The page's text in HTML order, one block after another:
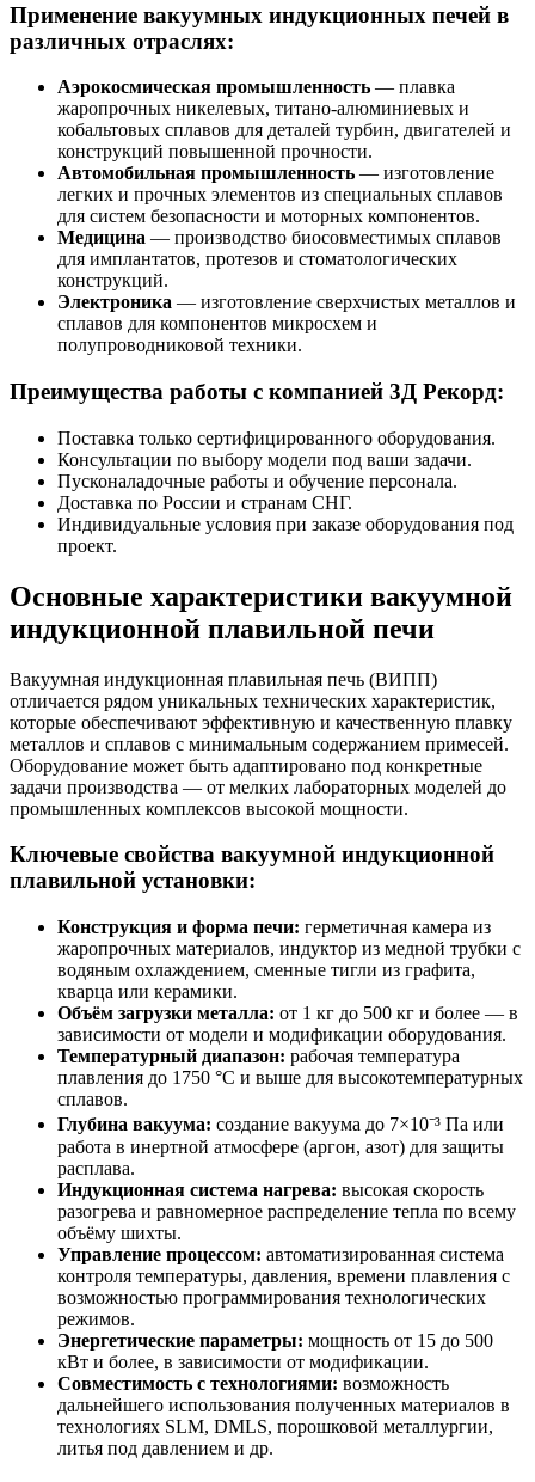
Применение вакуумных индукционных печей в
различных отраслях:
Аэрокосмическая промышленность — плавка
жаропрочных никелевых, титано-алюминиевых и
кобальтовых сплавов для деталей турбин, двигателей и
конструкций повышенной прочности.
Автомобильная промышленность — изготовление
легких и прочных элементов из специальных сплавов
для систем безопасности и моторных компонентов.
Медицина — производство биосовместимых сплавов
для имплантатов, протезов и стоматологических
конструкций.
Электроника — изготовление сверхчистых металлов и
сплавов для компонентов микросхем и
полупроводниковой техники.
Преимущества работы с компанией 3Д Рекорд:
Поставка только сертифицированного оборудования.
Консультации по выбору модели под ваши задачи.
Пусконаладочные работы и обучение персонала.
Доставка по России и странам СНГ.
Индивидуальные условия при заказе оборудования под
проект.
Основные характеристики вакуумной
индукционной плавильной печи
Вакуумная индукционная плавильная печь (ВИПП)
отличается рядом уникальных технических характеристик,
которые обеспечивают эффективную и качественную плавку
металлов и сплавов с минимальным содержанием примесей.
Оборудование может быть адаптировано под конкретные
задачи производства — от мелких лабораторных моделей до
промышленных комплексов высокой мощности.
Ключевые свойства вакуумной индукционной
плавильной установки:
Конструкция и форма печи: герметичная камера из
жаропрочных материалов, индуктор из медной трубки с
водяным охлаждением, сменные тигли из графита,
кварца или керамики.
Объём загрузки металла: от 1 кг до 500 кг и более — в
зависимости от модели и модификации оборудования.
Температурный диапазон: рабочая температура
плавления до 1750 °C и выше для высокотемпературных
сплавов.
Глубина вакуума: создание вакуума до 7×10⁻³ Па или
работа в инертной атмосфере (аргон, азот) для защиты
расплава.
Индукционная система нагрева: высокая скорость
разогрева и равномерное распределение тепла по всему
объёму шихты.
Управление процессом: автоматизированная система
контроля температуры, давления, времени плавления с
возможностью программирования технологических
режимов.
Энергетические параметры: мощность от 15 до 500
кВт и более, в зависимости от модификации.
Совместимость с технологиями: возможность
дальнейшего использования полученных материалов в
технологиях SLM, DMLS, порошковой металлургии,
литья под давлением и др.